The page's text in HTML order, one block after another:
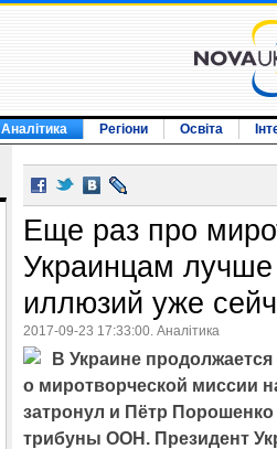
Аналітика Регіони Освіта
Еще раз про
Украинцам лучше
иллюзий уже
2017-09-23 17:33:00. Аналітика
В Украине
о миротворческой миссии
затронул и Пётр
трибуны ООН. Президент